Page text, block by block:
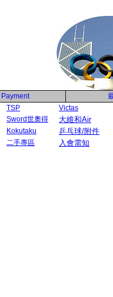
Payment
TSP Victas
Sword世奧得 大維和Air
Kokutaku 乒乓球/附件
二手專區 入會需知